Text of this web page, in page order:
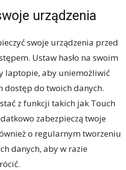
urządzenia
swoje urządzenia przed
Ustaw hasło na swoim
laptopie, aby uniemożliwić
dostęp do twoich danych.
z funkcji takich jak Touch
zabezpieczą twoje
o regularnym tworzeniu
danych, aby w razie